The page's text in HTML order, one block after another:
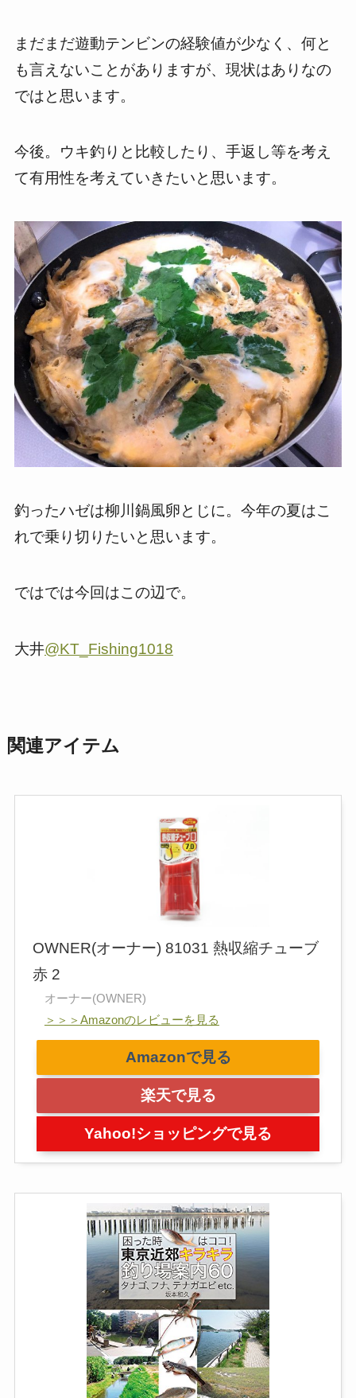
まだまだ遊動テンビンの経験値が少なく、何と
も言えないことがありますが、現状はありなの
ではと思います。
今後。ウキ釣りと比較したり、手返し等を考え
て有用性を考えていきたいと思います。
釣ったハゼは柳川鍋風卵とじに。今年の夏はこ
れで乗り切りたいと思います。
ではでは今回はこの辺で。
大井@KT_Fishing1018
関連アイテム
OWNER(オーナー) 81031 熱収縮チューブ
赤 2
オーナー(OWNER)
＞＞＞Amazonのレビューを見る
Amazonで見る
楽天で見る
Yahoo!ショッピングで見る